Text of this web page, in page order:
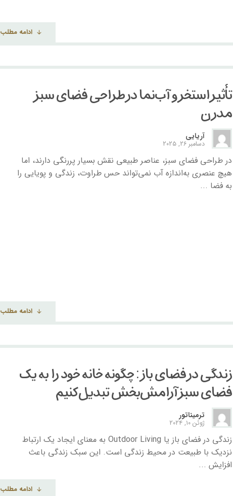
ادامه مطلب
تأثیر استخر و آب‌نما در طراحی فضای سبز
مدرن
آریایی
دسامبر ۲۶, ۲۰۲۵
در طراحی فضای سبز، عناصر طبیعی نقش بسیار پررنگی دارند، اما
هیچ عنصری به‌اندازه آب نمی‌تواند حس طراوت، زندگی و پویایی را
به فضا ...
ادامه مطلب
زندگی در فضای باز: چگونه خانه خود را به یک
فضای سبز آرامش‌بخش تبدیل کنیم
ترمیناتور
ژوئن ۱۰, ۲۰۲۴
زندگی در فضای باز یا Outdoor Living به معنای ایجاد یک ارتباط
نزدیک با طبیعت در محیط زندگی است. این سبک زندگی باعث
افزایش ...
ادامه مطلب